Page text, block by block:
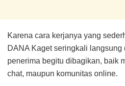
Karena cara kerjanya yang
DANA Kaget seringkali langsung
penerima begitu dibagikan, baik
chat, maupun komunitas online.